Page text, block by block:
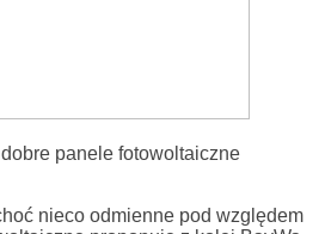
panele fotowoltaiczne
nieco odmienne pod względem